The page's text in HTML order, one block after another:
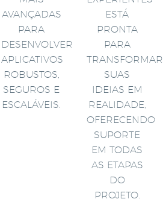
AVANÇADAS
PARA
DESENVOLVER
APLICATIVOS
ROBUSTOS,
SEGUROS E
ESCALÁVEIS.
ESTÁ
PRONTA
PARA
TRANSFORMAR
SUAS
IDEIAS EM
REALIDADE,
OFERECENDO
SUPORTE
EM TODAS
AS ETAPAS
DO
PROJETO.